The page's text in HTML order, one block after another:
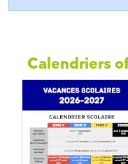
Calendriers